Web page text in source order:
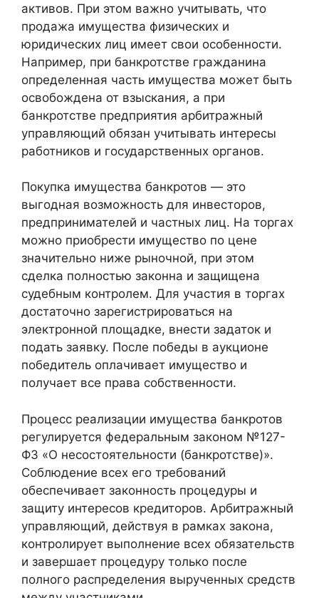
активов. При этом важно учитывать, что
продажа имущества физических и
юридических лиц имеет свои особенности.
Например, при банкротстве гражданина
определенная часть имущества может быть
освобождена от взыскания, а при
банкротстве предприятия арбитражный
управляющий обязан учитывать интересы
работников и государственных органов.
Покупка имущества банкротов — это
выгодная возможность для инвесторов,
предпринимателей и частных лиц. На торгах
можно приобрести имущество по цене
значительно ниже рыночной, при этом
сделка полностью законна и защищена
судебным контролем. Для участия в торгах
достаточно зарегистрироваться на
электронной площадке, внести задаток и
подать заявку. После победы в аукционе
победитель оплачивает имущество и
получает все права собственности.
Процесс реализации имущества банкротов
регулируется федеральным законом №127-
ФЗ «О несостоятельности (банкротстве)».
Соблюдение всех его требований
обеспечивает законность процедуры и
защиту интересов кредиторов. Арбитражный
управляющий, действуя в рамках закона,
контролирует выполнение всех обязательств
и завершает процедуру только после
полного распределения вырученных средств